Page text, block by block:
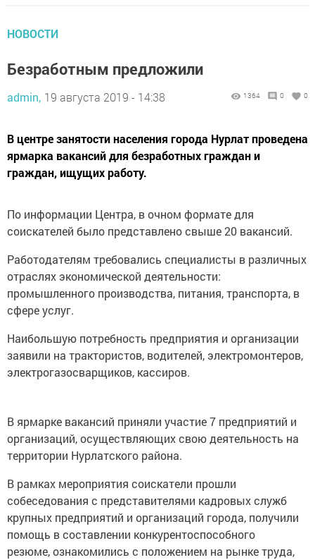
НОВОСТИ
Безработным предложили
admin, 19 августа 2019 - 14:38 1364 0 0
В центре занятости населения города Нурлат проведена
ярмарка вакансий для безработных граждан и
граждан, ищущих работу.
По информации Центра, в очном формате для
соискателей было представлено свыше 20 вакансий.
Работодателям требовались специалисты в различных
отраслях экономической деятельности:
промышленного производства, питания, транспорта, в
сфере услуг.
Наибольшую потребность предприятия и организации
заявили на трактористов, водителей, электромонтеров,
электрогазосварщиков, кассиров.
В ярмарке вакансий приняли участие 7 предприятий и
организаций, осуществляющих свою деятельность на
территории Нурлатского района.
В рамках мероприятия соискатели прошли
собеседования с представителями кадровых служб
крупных предприятий и организаций города, получили
помощь в составлении конкурентоспособного
резюме, ознакомились с положением на рынке труда,